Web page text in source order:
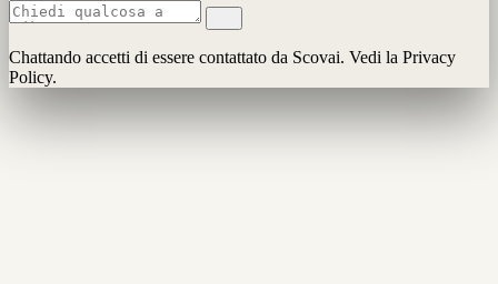
Chattando accetti di essere contattato da Scovai. Vedi la Privacy
Policy.